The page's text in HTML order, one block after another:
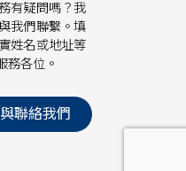
有疑問嗎？我
我們聯繫。填
姓名或地址等
務各位。
與聯絡我們